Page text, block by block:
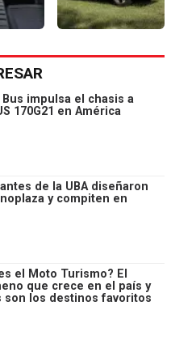
Bus impulsa el chasis a
170G21 en América
de la UBA diseñaron
y compiten en
el Moto Turismo? El
que crece en el país y
son los destinos favoritos